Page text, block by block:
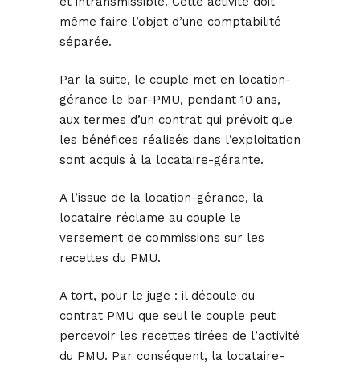
même faire l’objet d’une comptabilité
séparée.
Par la suite, le couple met en location-
gérance le bar-PMU, pendant 10 ans,
aux termes d’un contrat qui prévoit que
les bénéfices réalisés dans l’exploitation
sont acquis à la locataire-gérante.
A l’issue de la location-gérance, la
locataire réclame au couple le
versement de commissions sur les
recettes du PMU.
A tort, pour le juge : il découle du
contrat PMU que seul le couple peut
percevoir les recettes tirées de l’activité
du PMU. Par conséquent, la locataire-